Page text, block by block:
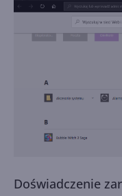
Doświadczenie